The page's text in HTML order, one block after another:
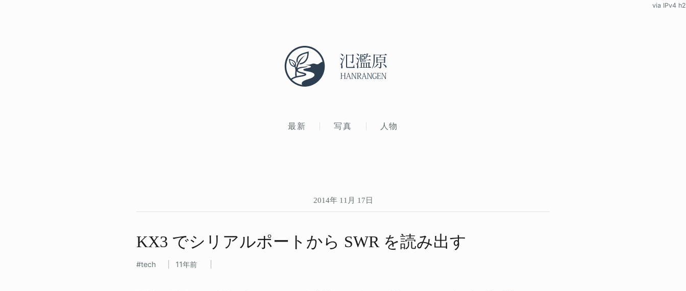
最新 写真 人物
via IPv4 h2
2014年 11月 17日
KX3 で​シリアルポートから​ SWR を​読み出す
tech 11年前